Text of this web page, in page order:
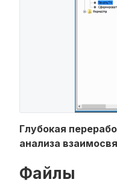
Глубокая
анализа
Файлы